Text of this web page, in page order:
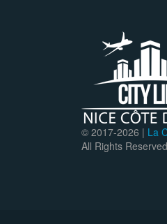
© 2017-2026 | La
All Rights Reserved